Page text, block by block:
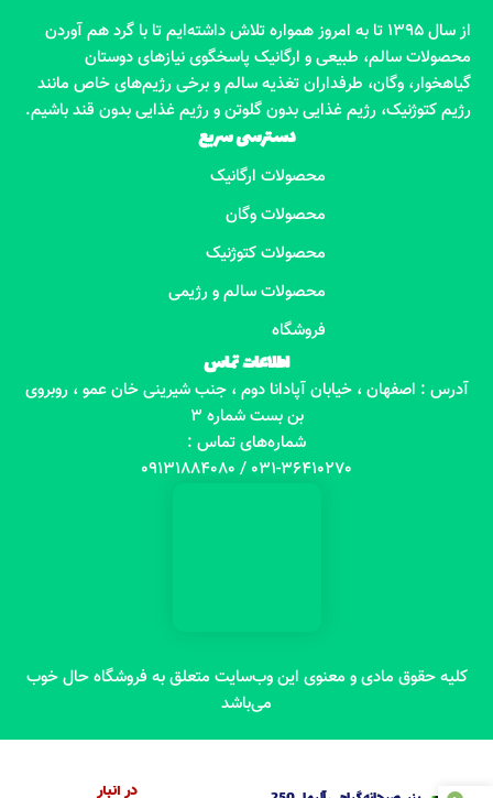
از سال 1395 تا به امروز همواره تلاش داشته‌ایم تا با گرد هم آوردن
محصولات سالم، طبیعی و ارگانیک پاسخگوی نیازهای دوستان
گیاهخوار، وگان، طرفداران تغذیه سالم و برخی رژیم‌های خاص مانند
رژیم کتوژنیک، رژیم غذایی بدون گلوتن و رژیم غذایی بدون قند باشیم.
دسترسی سریع
محصولات ارگانیک
محصولات وگان
محصولات کتوژنیک
محصولات سالم و رژیمی
فروشگاه
اطلاعات تماس
آدرس : اصفهان ، خیابان آپادانا دوم ، جنب شیرینی خان عمو ، روبروی
بن بست شماره 3
شماره‌های تماس :
031-36410270 / 09131884080
کلیه حقوق مادی و معنوی این وب‌سایت متعلق به فروشگاه حال خوب
می‌باشد
در انبار